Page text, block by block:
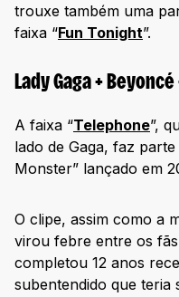
trouxe também uma
faixa “Fun Tonight”.
Lady Gaga +
A faixa “Telephone”,
lado de Gaga, faz
Monster” lançado em
O clipe, assim como a
virou febre entre os
completou 12 anos
subentendido que teria